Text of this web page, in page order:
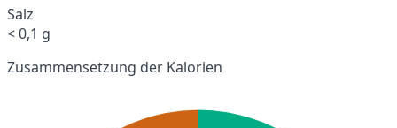
Salz
< 0,1 g
Zusammensetzung der Kalorien